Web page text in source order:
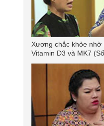
Xương chắc khỏe nhờ
Vitamin D3 và MK7